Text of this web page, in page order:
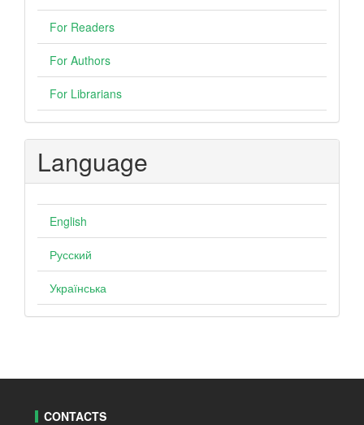
For Readers
For Authors
For Librarians
Language
English
Русский
Українська
CONTACTS